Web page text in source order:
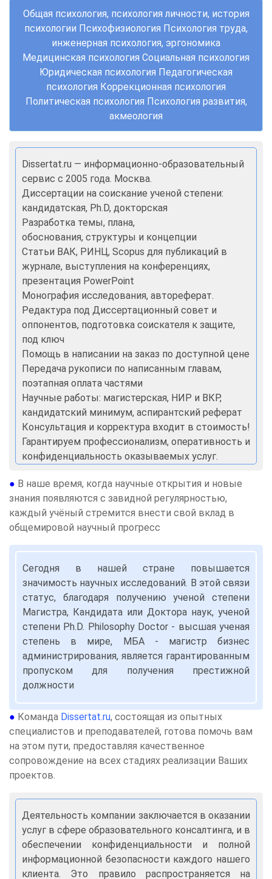
Общая психология, психология личности, история
психологии Психофизиология Психология труда,
инженерная психология, эргономика
Медицинская психология Социальная психология
Юридическая психология Педагогическая
психология Коррекционная психология
Политическая психология Психология развития,
акмеология
Dissertat.ru — информационно-образовательный
сервис с 2005 года. Москва.
Диссертации на соискание ученой степени:
кандидатская, Ph.D, докторская
Разработка темы, плана,
обоснования, структуры и концепции
Статьи ВАК, РИНЦ, Scopus для публикаций в
журнале, выступления на конференциях,
презентация PowerPoint
Монография исследования, автореферат.
Редактура под Диссертационный совет и
оппонентов, подготовка соискателя к защите,
под ключ
Помощь в написании на заказ по доступной цене
Передача рукописи по написанным главам,
поэтапная оплата частями
Научные работы: магистерская, НИР и ВКР,
кандидатский минимум, аспирантский реферат
Консультация и корректура входит в стоимость!
Гарантируем профессионализм, оперативность и
конфиденциальность оказываемых услуг.
● В наше время, когда научные открытия и новые
знания появляются с завидной регулярностью,
каждый учёный стремится внести свой вклад в
общемировой научный прогресс
Сегодня в нашей стране повышается
значимость научных исследований. В этой связи
статус, благодаря получению ученой степени
Магистра, Кандидата или Доктора наук, ученой
степени Ph.D. Philosophy Doctor - высшая ученая
степень в мире, МБА - магистр бизнес
администрирования, является гарантированным
пропуском для получения престижной
должности
● Команда Dissertat.ru, состоящая из опытных
специалистов и преподавателей, готова помочь вам
на этом пути, предоставляя качественное
сопровождение на всех стадиях реализации Ваших
проектов.
Деятельность компании заключается в оказании
услуг в сфере образовательного консалтинга, и в
обеспечении конфиденциальности и полной
информационной безопасности каждого нашего
клиента. Это правило распространяется на